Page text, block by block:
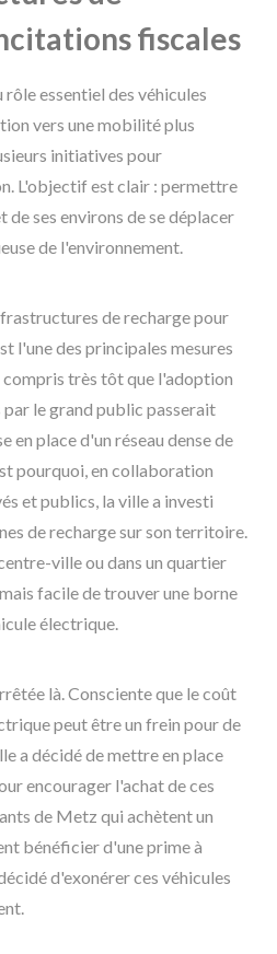
fiscales
essentiel des véhicules
vers une mobilité plus
initiatives pour
L'objectif est clair : permettre
de ses environs de se déplacer
de l'environnement.
de recharge pour
l'une des principales mesures
très tôt que l'adoption
le grand public passerait
en place d'un réseau dense de
pourquoi, en collaboration
et publics, la ville a investi
de recharge sur son territoire.
ville ou dans un quartier
facile de trouver une borne
électrique.
là. Consciente que le coût
peut être un frein pour de
a décidé de mettre en place
encourager l'achat de ces
de Metz qui achètent un
bénéficier d'une prime à
d'exonérer ces véhicules